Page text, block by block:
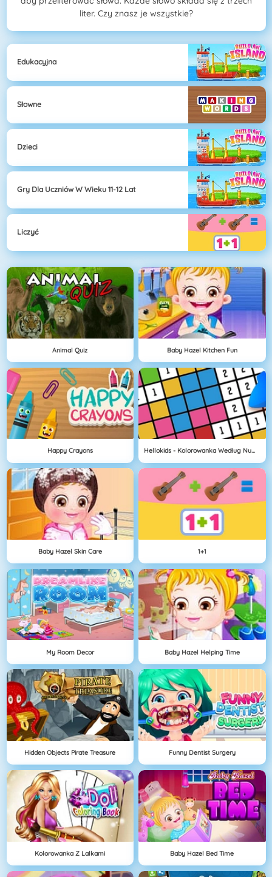
liter. Czy znasz je wszystkie?
Edukacyjna
Słowne
Dzieci
Gry Dla Uczniów W Wieku 11-12 Lat
Liczyć
Animal Quiz Baby Hazel Kitchen Fun
Happy Crayons Hellokids - Kolorowanka Według Numerów
Baby Hazel Skin Care 1+1
My Room Decor Baby Hazel Helping Time
Hidden Objects Pirate Treasure Funny Dentist Surgery
Kolorowanka Z Lalkami Baby Hazel Bed Time